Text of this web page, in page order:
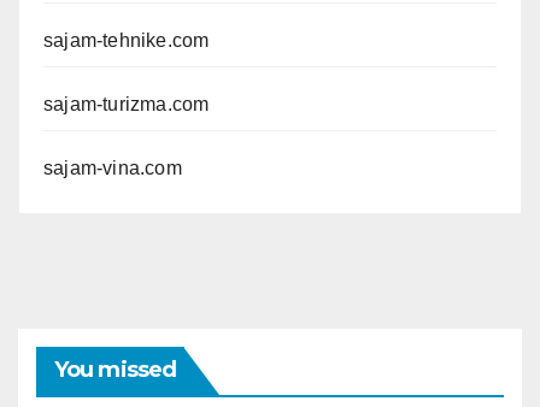
sajam-tehnike.com
sajam-turizma.com
sajam-vina.com
You missed